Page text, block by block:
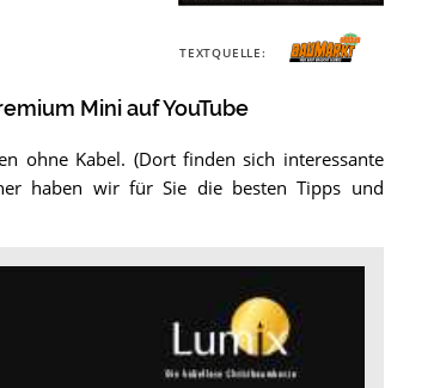
Krinner
Mini.
TEXTQUELLE:
Mini auf YouTube
ohne Kabel. (Dort finden sich interessante
haben wir für Sie die besten Tipps und